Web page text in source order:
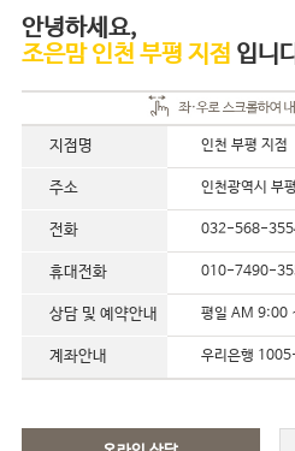
안녕하세요,
조은맘 인천 부평 지점 입니
지점명 인천 부평 지점
주소 인천광역시 부
전화 032-568-
휴대전화 010-7490-
상담 및 예약안내 평일 AM 9:00
계좌안내 우리은행